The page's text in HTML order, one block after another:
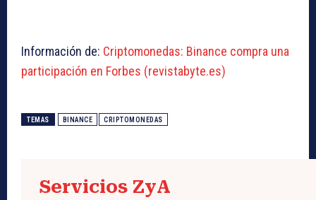
Información de: Criptomonedas: Binance compra una
participación en Forbes (revistabyte.es)
TEMAS BINANCE CRIPTOMONEDAS
Servicios ZyA